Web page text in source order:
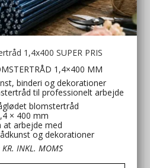
1
1,4x400 SUPER PRIS
1,4×400 MM
binderi og dekorationer
til professionelt arbejde
blomstertråd
× 400 mm
at arbejde med
og dekorationer
INKL. MOMS